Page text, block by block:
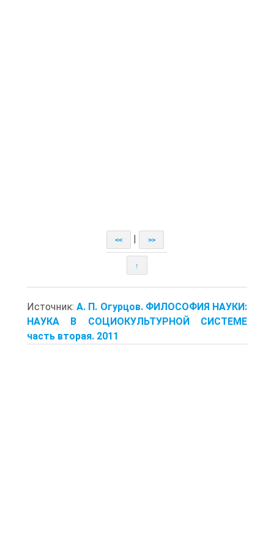
<< >>
↑
Источник:А. П. Огурцов. ФИЛОСОФИЯ НАУКИ:
НАУКА В СОЦИОКУЛЬТУРНОЙ СИСТЕМЕ
часть вторая. 2011